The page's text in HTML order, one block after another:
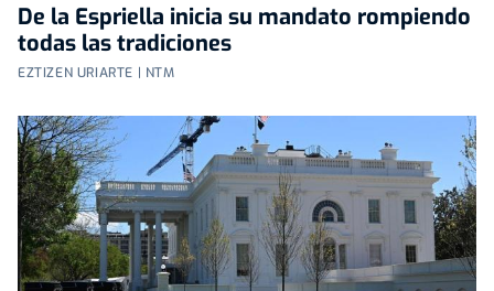
De la Espriella inicia su mandato rompiendo
todas las tradiciones
EZTIZEN URIARTE | NTM